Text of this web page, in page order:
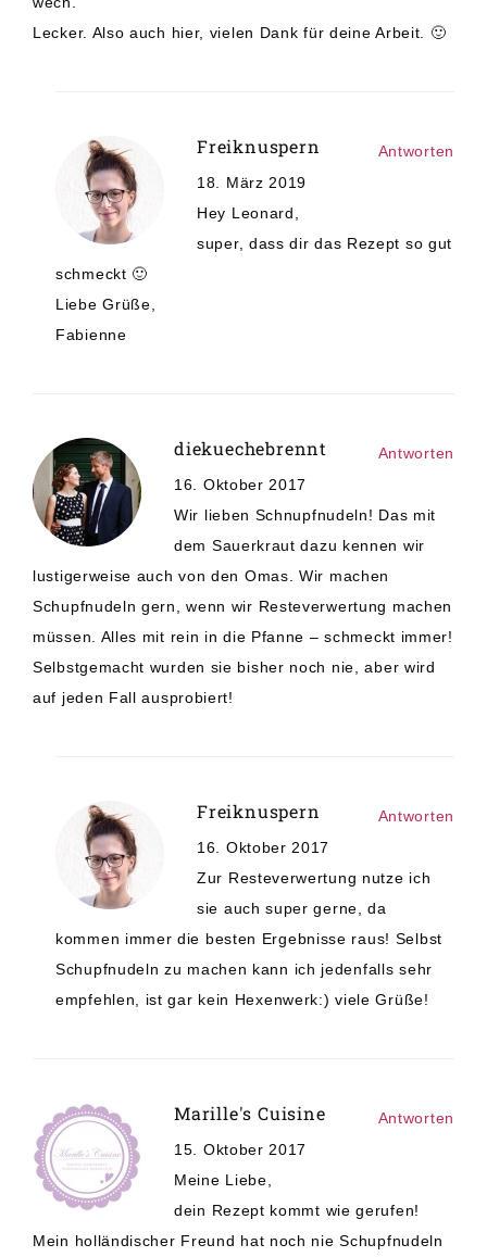
Lecker. Also auch hier, vielen Dank für deine Arbeit. 🙂
Freiknuspern
18. März 2019
Hey Leonard,
super, dass dir das Rezept so gut
schmeckt 🙂
Liebe Grüße,
Fabienne
Antworten
diekuechebrennt
16. Oktober 2017
Wir lieben Schnupfnudeln! Das mit
dem Sauerkraut dazu kennen wir
lustigerweise auch von den Omas. Wir machen
Schupfnudeln gern, wenn wir Resteverwertung machen
müssen. Alles mit rein in die Pfanne – schmeckt immer!
Selbstgemacht wurden sie bisher noch nie, aber wird
auf jeden Fall ausprobiert!
Antworten
Freiknuspern
16. Oktober 2017
Zur Resteverwertung nutze ich
sie auch super gerne, da
kommen immer die besten Ergebnisse raus! Selbst
Schupfnudeln zu machen kann ich jedenfalls sehr
empfehlen, ist gar kein Hexenwerk:) viele Grüße!
Antworten
Marille's Cuisine
15. Oktober 2017
Meine Liebe,
dein Rezept kommt wie gerufen!
Mein holländischer Freund hat noch nie Schupfnudeln
Antworten